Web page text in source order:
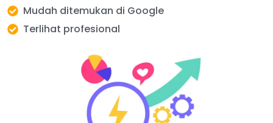
Mudah ditemukan di Google
Terlihat profesional